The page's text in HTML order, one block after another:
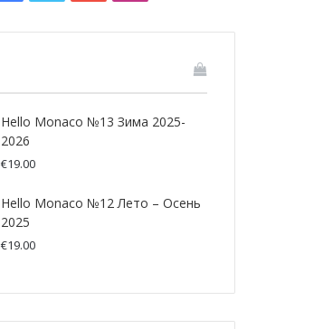
Hello Monaco №13 Зима 2025-
2026
€19.00
Hello Monaco №12 Лето – Осень
2025
€19.00